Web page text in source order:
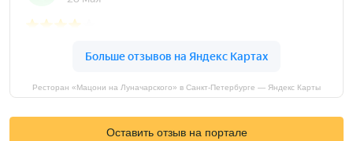
Ресторан «Мацони на Луначарского» в Санкт-Петербурге — Яндекс Карты
Оставить отзыв на портале